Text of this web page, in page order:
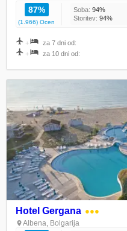
87%
(1.966) Ocen
Soba: 94%
Storitev: 94%
+ za 7 dni od:
+ za 10 dni od:
Hotel Gergana ●●●
Albena, Bolgarija